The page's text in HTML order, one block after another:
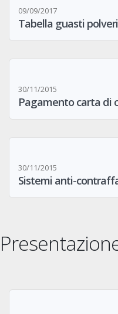
09/09/2017
Tabella guasti
30/11/2015
Pagamento carta di
30/11/2015
Sistemi anti-